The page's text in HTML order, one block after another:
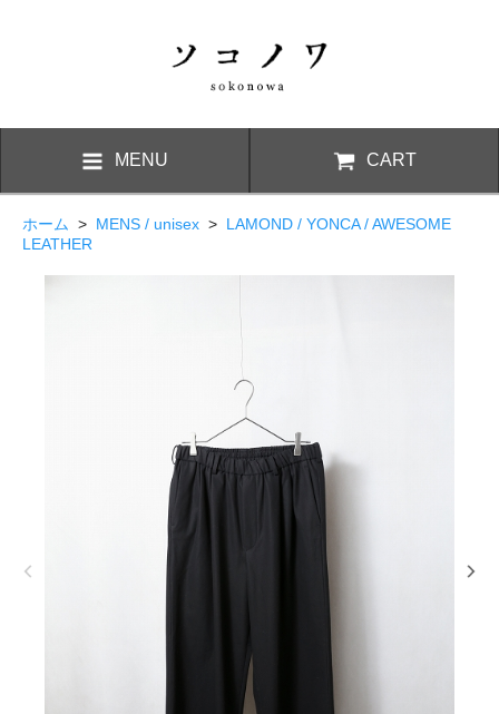
MENU CART
ホーム > MENS / unisex > LAMOND / YONCA / AWESOME
LEATHER